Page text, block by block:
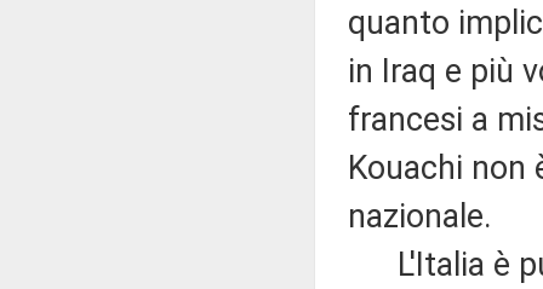
quanto
in Iraq e più
francesi a
Kouachi
nazionale.
L'Italia è